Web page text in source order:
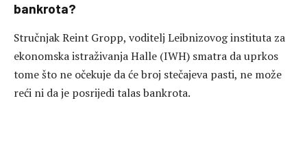
bankrota?
Stručnjak Reint Gropp, voditelj Leibnizovog instituta za
ekonomska istraživanja Halle (IWH) smatra da uprkos
tome što ne očekuje da će broj stečajeva pasti, ne može
reći ni da je posrijedi talas bankrota.